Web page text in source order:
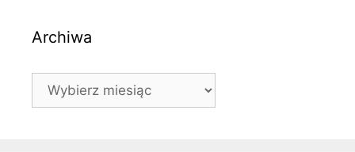
Archiwa
Archiwa